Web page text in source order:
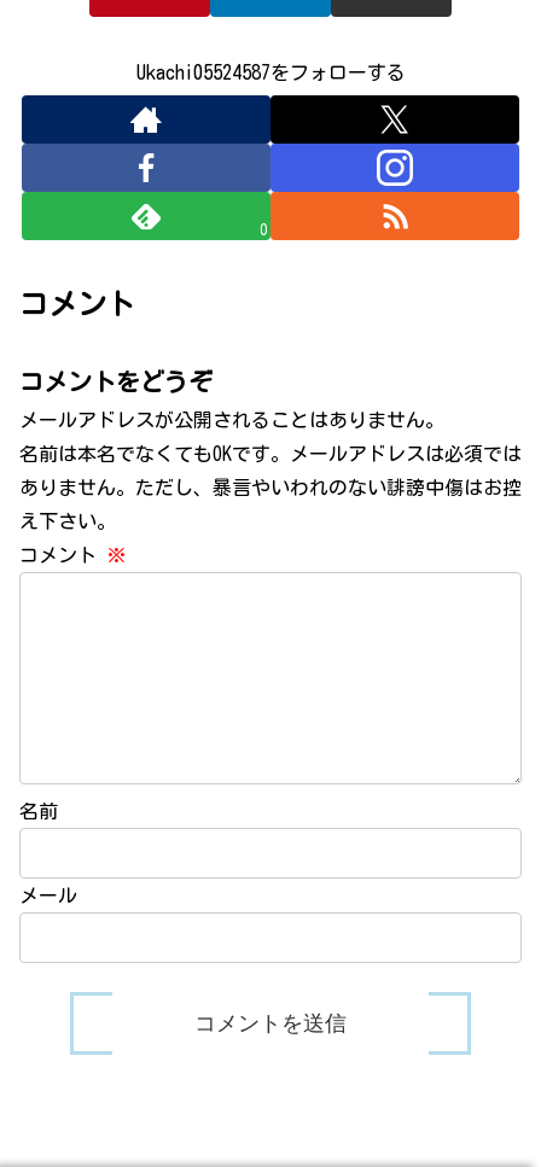
Ukachi05524587をフォローする
0
コメント
コメントをどうぞ
メールアドレスが公開されることはありません。
名前は本名でなくてもOKです。メールアドレスは必須では
ありません。ただし、暴言やいわれのない誹謗中傷はお控
え下さい。
コメント
※
名前
メール